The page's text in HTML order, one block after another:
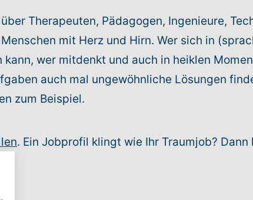
Therapeuten, Pädagogen, Ingenieure,
mit Herz und Hirn. Wer sich in
wer mitdenkt und auch in heiklen
auch mal ungewöhnliche Lösungen
zum Beispiel.
. Ein Jobprofil klingt wie Ihr Traumjob?